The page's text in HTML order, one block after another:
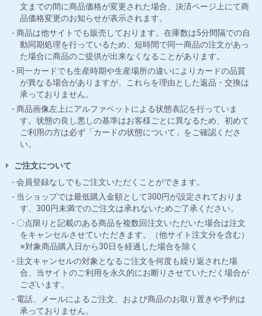
文までの間に商品価格が変更された場合、決済ページ上にて商
品価格変更のお知らせが表示されます。
商品は他サイトでも販売しております。在庫数は5分間隔での自
動同期処理を行っているため、短時間で同一商品の注文があっ
た場合に商品のご提供が出来なくなることがあります。
同一カードでも生産時期や生産場所の違いによりカードの品質
が異なる場合がありますが、これらを理由とした返品・交換は
承っておりません。
商品画像左上にアルファベットによる状態表記を行っていま
す。状態の良し悪しの基準はお客様ごとに異なるため、初めて
ご利用の方は必ず「カードの状態について」をご確認くださ
い。
ご注文について
会員登録なしでもご注文いただくことができます。
当ショップでは最低購入金額として300円が設定されておりま
す、300円未満でのご注文は承れないためご了承ください。
〇点限りと記載のある商品を複数回注文いただいた場合は注文
をキャンセルさせていただきます。（他サイト注文分を含む）
※対象商品購入日から30日を経過した場合を除く
注文キャンセルの対象となるご注文を何度も繰り返された場
合、当サイトのご利用を永久的にお断りさせていただく場合が
ございます。
電話、メールによるご注文、および商品のお取り置きや予約は
承っておりません。